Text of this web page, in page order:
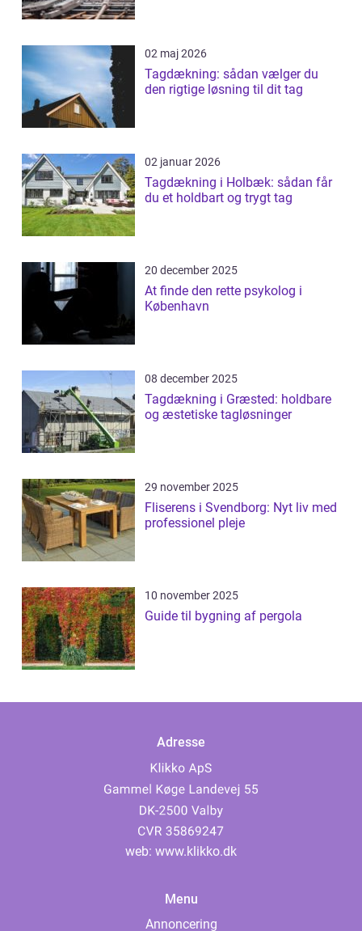
02 maj 2026
Tagdækning: sådan vælger du
den rigtige løsning til dit tag
02 januar 2026
Tagdækning i Holbæk: sådan får
du et holdbart og trygt tag
20 december 2025
At finde den rette psykolog i
København
08 december 2025
Tagdækning i Græsted: holdbare
og æstetiske tagløsninger
29 november 2025
Fliserens i Svendborg: Nyt liv med
professionel pleje
10 november 2025
Guide til bygning af pergola
Adresse
web: www.klikko.dk
Menu
Annoncering